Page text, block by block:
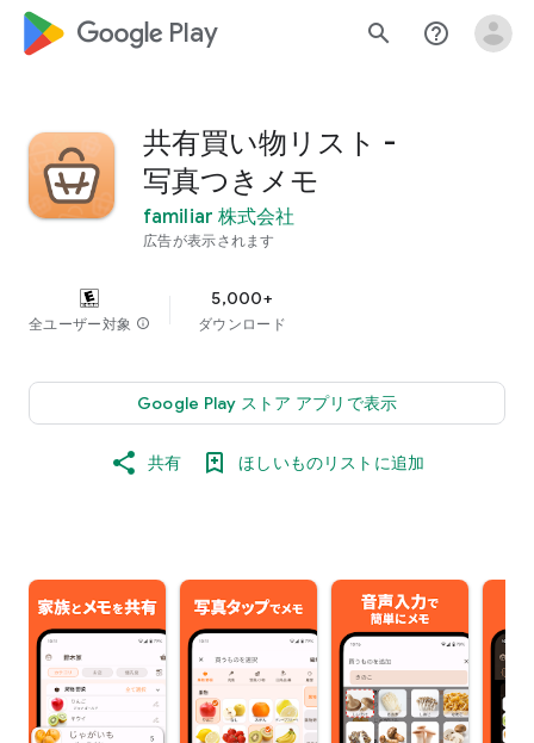
google_logo Play search help_outline
共有買い物リスト -
写真つきメモ
familiar 株式会社
広告が表示されます
全ユーザー対象 info
5,000+
ダウンロード
Google Play ストア アプリで表示
共有 ほしいものリストに追加